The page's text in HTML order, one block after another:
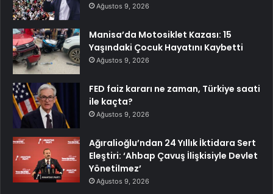
Ağustos 9, 2026
Manisa’da Motosiklet Kazası: 15
Yaşındaki Çocuk Hayatını Kaybetti
Ağustos 9, 2026
FED faiz kararı ne zaman, Türkiye saati
ile kaçta?
Ağustos 9, 2026
Ağıralioğlu’ndan 24 Yıllık İktidara Sert
Eleştiri: ‘Ahbap Çavuş İlişkisiyle Devlet
Yönetilmez’
Ağustos 9, 2026